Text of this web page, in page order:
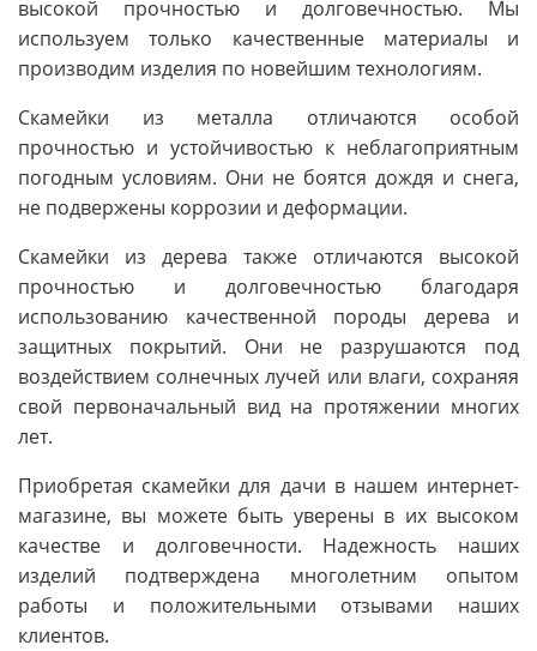
высокой прочностью и долговечностью. Мы
используем только качественные материалы и
производим изделия по новейшим технологиям.
Скамейки из металла отличаются особой
прочностью и устойчивостью к неблагоприятным
погодным условиям. Они не боятся дождя и снега,
не подвержены коррозии и деформации.
Скамейки из дерева также отличаются высокой
прочностью и долговечностью благодаря
использованию качественной породы дерева и
защитных покрытий. Они не разрушаются под
воздействием солнечных лучей или влаги, сохраняя
свой первоначальный вид на протяжении многих
лет.
Приобретая скамейки для дачи в нашем интернет-
магазине, вы можете быть уверены в их высоком
качестве и долговечности. Надежность наших
изделий подтверждена многолетним опытом
работы и положительными отзывами наших
клиентов.